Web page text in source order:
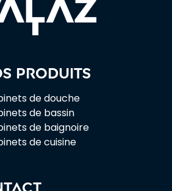
produits
de douche
de bassin
de baignoire
de cuisine